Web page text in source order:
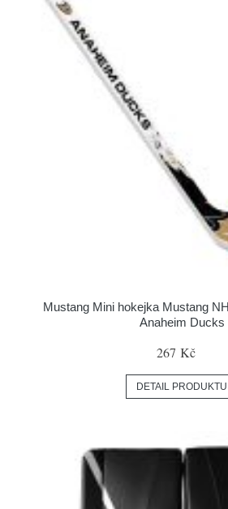
Mustang Mini hokejka Mustang
Anaheim Ducks
267 Kč
DETAIL PRODUKTU